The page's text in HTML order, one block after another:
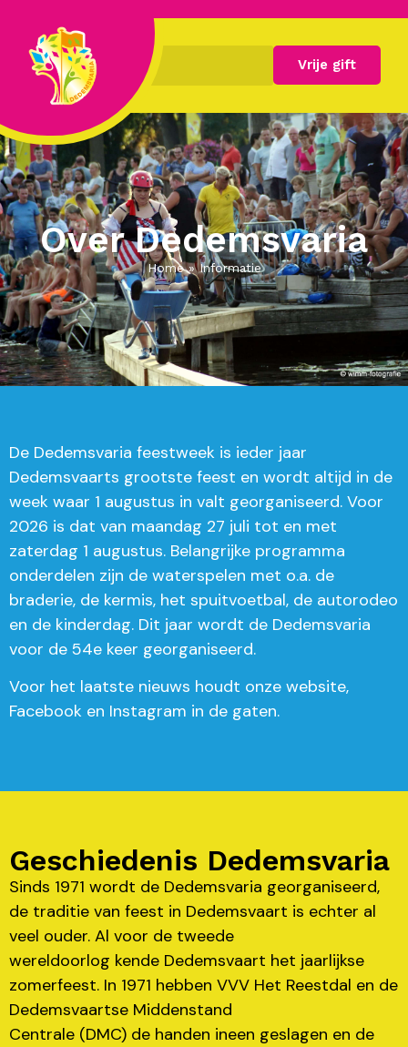
Vrije gift
Over Dedemsvaria
Home»Informatie
De Dedemsvaria feestweek is ieder jaar
Dedemsvaarts grootste feest en wordt altijd in de
week waar 1 augustus in valt georganiseerd. Voor
2026 is dat van maandag 27 juli tot en met
zaterdag 1 augustus. Belangrijke programma
onderdelen zijn de waterspelen met o.a. de
braderie, de kermis, het spuitvoetbal, de autorodeo
en de kinderdag. Dit jaar wordt de Dedemsvaria
voor de 54e keer georganiseerd.
Voor het laatste nieuws houdt onze website,
Facebook en Instagram in de gaten.
Geschiedenis Dedemsvaria
Sinds 1971 wordt de Dedemsvaria georganiseerd,
de traditie van feest in Dedemsvaart is echter al
veel ouder. Al voor de tweede
wereldoorlog kende Dedemsvaart het jaarlijkse
zomerfeest. In 1971 hebben VVV Het Reestdal en de
Dedemsvaartse Middenstand
Centrale (DMC) de handen ineen geslagen en de